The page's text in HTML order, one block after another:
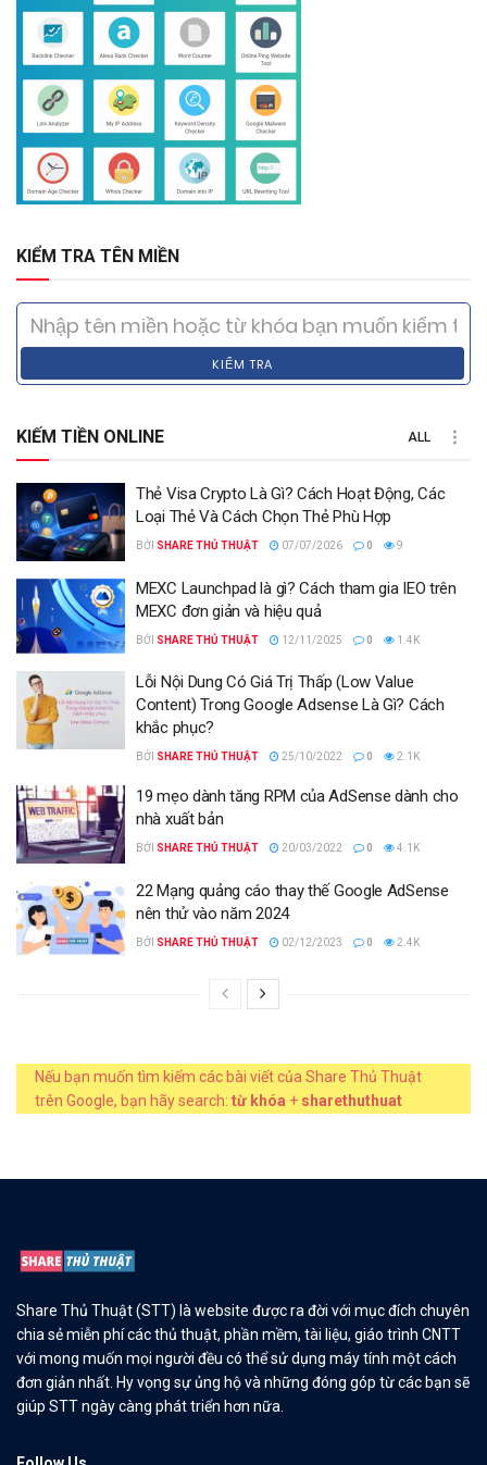
KIỂM TRA TÊN MIỀN
KIỂM TRA
KIẾM TIỀN ONLINE ALL
Thẻ Visa Crypto Là Gì? Cách Hoạt Động, Các
Loại Thẻ Và Cách Chọn Thẻ Phù Hợp
BỞI SHARE THỦ THUẬT 07/07/2026 0 9
MEXC Launchpad là gì? Cách tham gia IEO trên
MEXC đơn giản và hiệu quả
BỞI SHARE THỦ THUẬT 12/11/2025 0 1.4K
Lỗi Nội Dung Có Giá Trị Thấp (Low Value
Content) Trong Google Adsense Là Gì? Cách
khắc phục?
BỞI SHARE THỦ THUẬT 25/10/2022 0 2.1K
19 mẹo dành tăng RPM của AdSense dành cho
nhà xuất bản
BỞI SHARE THỦ THUẬT 20/03/2022 0 4.1K
22 Mạng quảng cáo thay thế Google AdSense
nên thử vào năm 2024
BỞI SHARE THỦ THUẬT 02/12/2023 0 2.4K
Nếu bạn muốn tìm kiếm các bài viết của Share Thủ Thuật
trên Google, bạn hãy search: từ khóa + sharethuthuat
Share Thủ Thuật (STT) là website được ra đời với mục đích chuyên
chia sẻ miễn phí các thủ thuật, phần mềm, tài liệu, giáo trình CNTT
với mong muốn mọi người đều có thể sử dụng máy tính một cách
đơn giản nhất. Hy vọng sự ủng hộ và những đóng góp từ các bạn sẽ
giúp STT ngày càng phát triển hơn nữa.